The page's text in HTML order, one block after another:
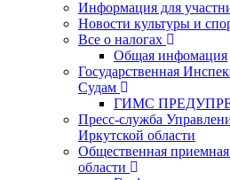
Информация для
Новости культуры и
Все о налогах
Общая инфомация
Государственная
Судам
ГИМС
Пресс-служба
Иркутской области
Общественная
области